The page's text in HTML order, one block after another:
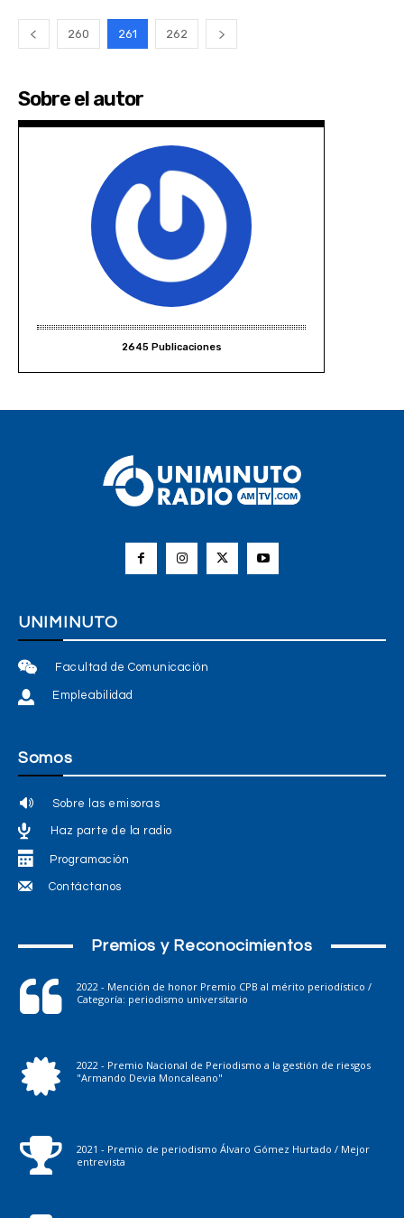
260 261 262
Sobre el autor
2645 Publicaciones
UNIMINUTO
Facultad de Comunicación
Empleabilidad
Somos
Sobre las emisoras
Haz parte de la radio
Programación
Contáctanos
Premios y Reconocimientos
2022 - Mención de honor Premio CPB al mérito periodístico /
Categoría: periodismo universitario
2022 - Premio Nacional de Periodismo a la gestión de riesgos
"Armando Devia Moncaleano"
2021 - Premio de periodismo Álvaro Gómez Hurtado / Mejor
entrevista